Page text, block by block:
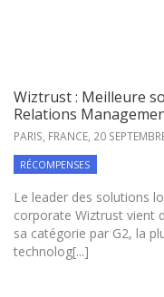
Wiztrust : Meilleure
Relations
PARIS, FRANCE, 20
RÉCOMPENSES
Le leader des solutions
corporate Wiztrust vient
sa catégorie par G2, la
technolog[...]